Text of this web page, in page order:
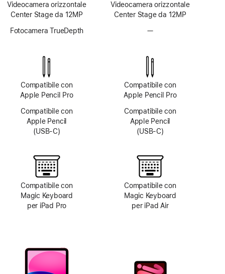
Videocamera orizzontale
Center Stage da 12MP
Fotocamera TrueDepth
Compatibile con
Apple Pencil Pro
Compatibile con
Apple Pencil
(USB‑C)
Compatibile con
Magic Keyboard
per iPad Pro
Videocamera orizzontale
Center Stage da 12MP
—Fotocamera
disponibile
Compatibile con
Apple Pencil Pro
Compatibile con
Apple Pencil
(USB‑C)
Compatibile con
Magic Keyboard
per iPad Air